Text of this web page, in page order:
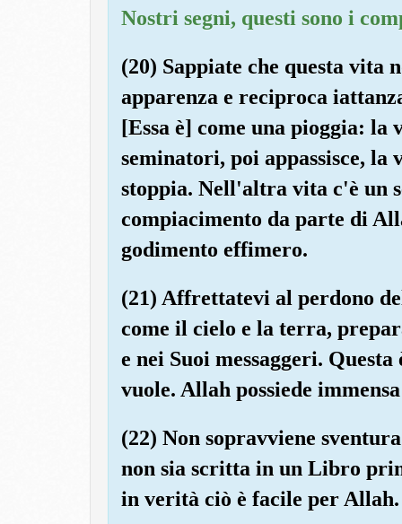
Nostri segni, questi sono i
(20) Sappiate che questa vita
apparenza e reciproca
[Essa è] come una pioggia: la
seminatori, poi appassisce,
stoppia. Nell'altra vita c'è un
compiacimento da parte di
godimento effimero.
(21) Affrettatevi al perdono
come il cielo e la terra,
e nei Suoi messaggeri.
vuole. Allah possiede
(22) Non sopravviene
non sia scritta in un Libro
in verità ciò è facile per Allah.